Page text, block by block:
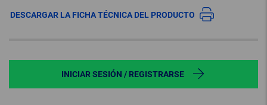
DESCARGAR LA FICHA TÉCNICA DEL PRODUCTO
INICIAR SESIÓN / REGISTRARSE